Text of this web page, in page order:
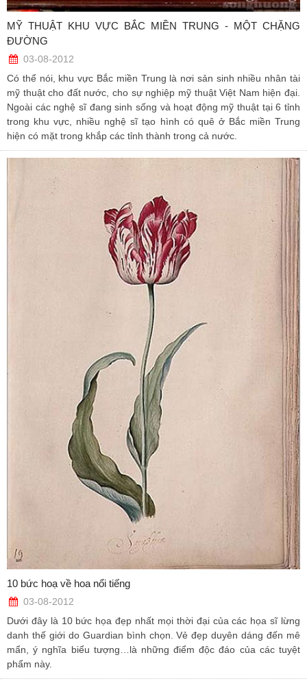
MỸ THUẬT KHU VỰC BẮC MIỀN TRUNG - MỘT CHẶNG
ĐƯỜNG
03-08-2012
Có thể nói, khu vực Bắc miền Trung là nơi sản sinh nhiều nhân tài
mỹ thuật cho đất nước, cho sự nghiệp mỹ thuật Việt Nam hiện đại.
Ngoài các nghệ sĩ đang sinh sống và hoạt động mỹ thuật tại 6 tỉnh
trong khu vực, nhiều nghệ sĩ tạo hình có quê ở Bắc miền Trung
hiện có mặt trong khắp các tỉnh thành trong cả nước.
10 bức hoạ về hoa nổi tiếng
03-08-2012
Dưới đây là 10 bức họa đẹp nhất mọi thời đại của các họa sĩ lừng
danh thế giới do Guardian bình chọn. Vẻ đẹp duyên dáng đến mê
mẩn, ý nghĩa biểu tượng…là những điểm độc đáo của các tuyệt
phẩm này.